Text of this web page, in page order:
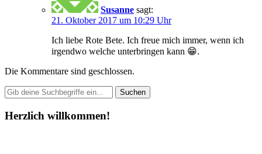
Susanne sagt:
21. Oktober 2017 um 10:29 Uhr
Ich liebe Rote Bete. Ich freue mich immer, wenn ich
irgendwo welche unterbringen kann 😁.
Die Kommentare sind geschlossen.
Herzlich willkommen!